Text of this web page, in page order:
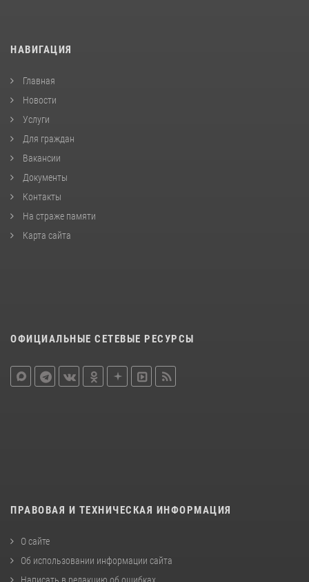
НАВИГАЦИЯ
Главная
Новости
Услуги
Для граждан
Вакансии
Документы
Контакты
На страже памяти
Карта сайта
ОФИЦИАЛЬНЫЕ СЕТЕВЫЕ РЕСУРСЫ
ПРАВОВАЯ И ТЕХНИЧЕСКАЯ ИНФОРМАЦИЯ
О сайте
Об использовании информации сайта
Написать в редакцию об ошибках